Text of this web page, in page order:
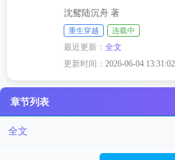
沈鸳陆沉舟 著
重生穿越 连载中
最近更新：全文
更新时间：2026-06-04 13:31:02
章节列表
全文